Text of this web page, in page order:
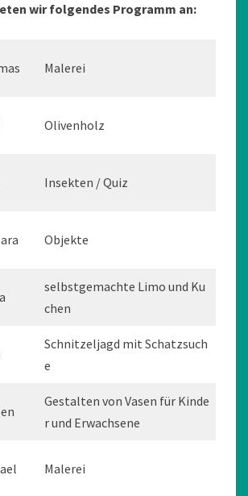
wir folgendes Programm an:
Malerei
Olivenholz
Insekten / Quiz
Objekte
selbstgemachte Limo und Ku
chen
Schnitzeljagd mit Schatzsuch
e
Gestalten von Vasen für Kinde
r und Erwachsene
Malerei